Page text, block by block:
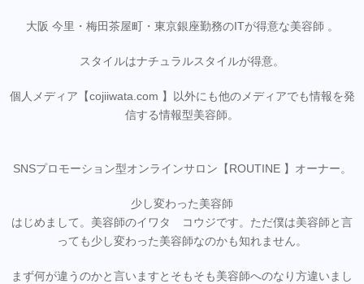
大阪 今里・梅田茶屋町・東京銀座勤務のITが得意な美容師 。
スタイルはナチュラルスタイルが得意。
個人メディア【cojiiwata.com 】以外にも他のメディアでも情報を発
信する情報型美容師。
SNSプロモーション型オンラインサロン【ROUTINE 】オーナー。
少し変わった美容師
はじめまして。美容師のイワタ コウジです。ただ僕は美容師と言
っても少し変わった美容師なのかも知れません。
まず何が違うのかと言いますとそもそも美容師へのなり方違いまし